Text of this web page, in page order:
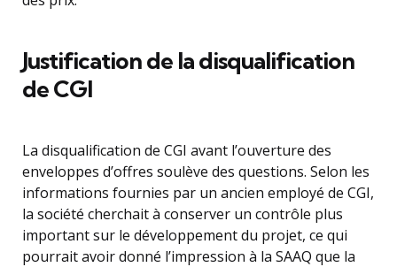
Justification de la disqualification
de CGI
La disqualification de CGI avant l’ouverture des
enveloppes d’offres soulève des questions. Selon les
informations fournies par un ancien employé de CGI,
la société cherchait à conserver un contrôle plus
important sur le développement du projet, ce qui
pourrait avoir donné l’impression à la SAAQ que la